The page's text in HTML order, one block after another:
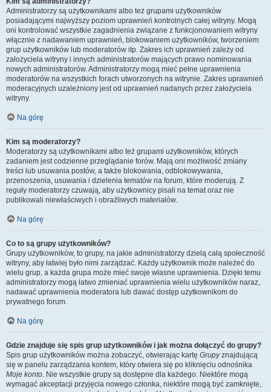
Administratorzy są użytkownikami albo też grupami użytkowników
posiadającymi najwyższy poziom uprawnień kontrolnych całej witryny. Mogą
oni kontrolować wszystkie zagadnienia związane z funkcjonowaniem witryny
włącznie z nadawaniem uprawnień, blokowaniem użytkowników, tworzeniem
grup użytkowników lub moderatorów itp. Zakres ich uprawnień zależy od
założyciela witryny i innych administratorów mających prawo nominowania
nowych administratorów. Administratorzy mogą mieć pełne uprawnienia
moderatorów na wszystkich forach utworzonych na witrynie. Zakres uprawnień
moderacyjnych uzależniony jest od uprawnień nadanych przez założyciela
witryny.
Na górę
Kim są moderatorzy?
Moderatorzy są użytkownikami albo też grupami użytkowników, których
zadaniem jest codzienne przeglądanie forów. Mają oni możliwość zmiany
treści lub usuwania postów, a także blokowania, odblokowywania,
przenoszenia, usuwania i dzielenia tematów na forum, które moderują. Z
reguły moderatorzy czuwają, aby użytkownicy pisali na temat oraz nie
publikowali niewłaściwych i obraźliwych materiałów.
Na górę
Co to są grupy użytkowników?
Grupy użytkowników, to grupy, na jakie administratorzy dzielą całą społeczność
witryny, aby łatwiej było nimi zarządzać. Każdy użytkownik może należeć do
wielu grup, a każda grupa może mieć swoje własne uprawnienia. Dzięki temu
administratorzy mogą łatwo zmieniać uprawnienia wielu użytkowników naraz,
nadawać uprawnienia moderatora lub dawać dostęp użytkownikom do
prywatnego forum.
Na górę
Gdzie znajduje się spis grup użytkowników i jak można dołączyć do grupy?
Spis grup użytkowników można zobaczyć, otwierając kartę Grupyznajdującą
się w panelu zarządzania kontem, który otwiera się po kliknięciu odnośnika
Moje konto. Nie wszystkie grupy są dostępne dla każdego. Niektóre mogą
wymagać akceptacji przyjęcia nowego członka, niektóre mogą być zamknięte,